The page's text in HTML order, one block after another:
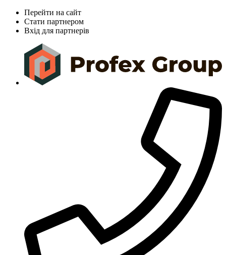
Перейти на сайт
Стати партнером
Вхід для партнерів